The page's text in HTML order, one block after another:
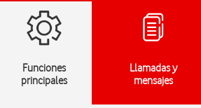
Funciones
principales
Llamadas y
mensajes